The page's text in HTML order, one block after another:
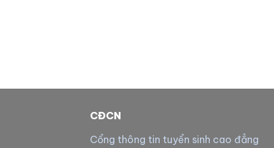
CĐCN
Cổng thông tin tuyển sinh cao đẳng